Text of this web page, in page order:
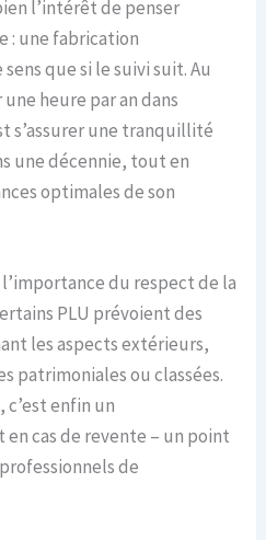
l’intérêt de penser
: une fabrication
que si le suivi suit. Au
heure par an dans
s’assurer une tranquillité
une décennie, tout en
optimales de son
du respect de la
PLU prévoient des
les aspects extérieurs,
patrimoniales ou classées.
enfin un
cas de revente – un point
de